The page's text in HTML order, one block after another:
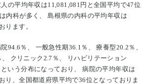
の平均年収は11,081,081円と全国平均で47位
内科が多く、 島根県の内科の平均年収は
ります。
94.6％、 一般急性期36.1％、 療養型20.2％、
クリニック2.7％、 リハビリテーション
いう分布になっており、 病院の平均年収は
り、全国都道府県平均で36位となっておりま